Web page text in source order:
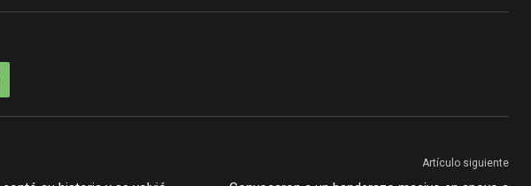
Artículo siguiente